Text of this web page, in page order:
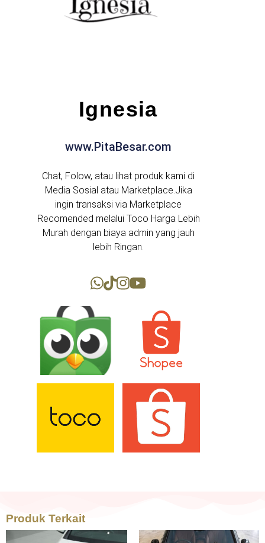
Ignesia
www.PitaBesar.com
Chat, Folow, atau lihat produk kami di
Media Sosial atau Marketplace.Jika
ingin transaksi via Marketplace
Recomended melalui Toco Harga Lebih
Murah dengan biaya admin yang jauh
lebih Ringan.
Produk Terkait